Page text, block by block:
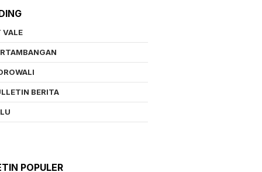
VALE
BERITA
POPULER